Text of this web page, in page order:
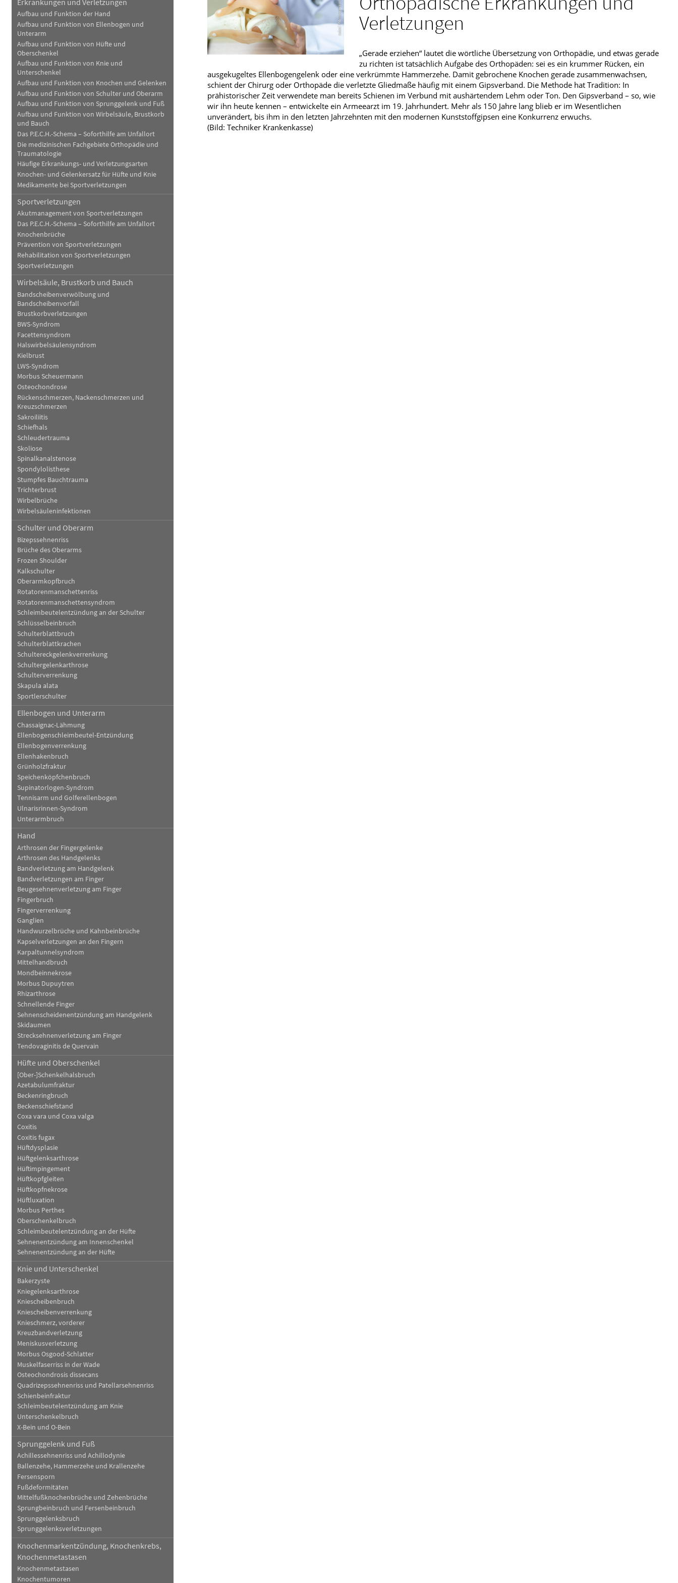
Haut, Haare und Nägel
Psychische Erkrankungen
Schmerz- und Schlafmedizin
Frauenkrankheiten
Aufbau und Funktion der Hand
Aufbau und Funktion von Ellenbogen und
Unterarm
Aufbau und Funktion von Hüfte und
Oberschenkel
Aufbau und Funktion von Knie und
Unterschenkel
Aufbau und Funktion von Knochen und Gelenken
Aufbau und Funktion von Schulter und Oberarm
Aufbau und Funktion von Sprunggelenk und Fuß
Aufbau und Funktion von Wirbelsäule, Brustkorb
und Bauch
Das P.E.C.H.-Schema – Soforthilfe am Unfallort
Die medizinischen Fachgebiete Orthopädie und
Traumatologie
Häufige Erkrankungs- und Verletzungsarten
Knochen- und Gelenkersatz für Hüfte und Knie
Medikamente bei Sportverletzungen
Sportverletzungen
Akutmanagement von Sportverletzungen
Das P.E.C.H.-Schema – Soforthilfe am Unfallort
Knochenbrüche
Prävention von Sportverletzungen
Rehabilitation von Sportverletzungen
Sportverletzungen
Wirbelsäule, Brustkorb und Bauch
Bandscheibenverwölbung und
Bandscheibenvorfall
Brustkorbverletzungen
BWS-Syndrom
Facettensyndrom
Halswirbelsäulensyndrom
Kielbrust
LWS-Syndrom
Morbus Scheuermann
Osteochondrose
Rückenschmerzen, Nackenschmerzen und
Kreuzschmerzen
Sakroiliitis
Schiefhals
Schleudertrauma
Skoliose
Spinalkanalstenose
Spondylolisthese
Stumpfes Bauchtrauma
Trichterbrust
Wirbelbrüche
Wirbelsäuleninfektionen
Schulter und Oberarm
Bizepssehnenriss
Brüche des Oberarms
Frozen Shoulder
Kalkschulter
Oberarmkopfbruch
Rotatorenmanschettenriss
Rotatorenmanschettensyndrom
Schleimbeutelentzündung an der Schulter
Schlüsselbeinbruch
Schulterblattbruch
Schulterblattkrachen
Schultereckgelenkverrenkung
Schultergelenkarthrose
Schulterverrenkung
Skapula alata
Sportlerschulter
Ellenbogen und Unterarm
Chassaignac-Lähmung
Ellenbogenschleimbeutel-Entzündung
Ellenbogenverrenkung
Ellenhakenbruch
Grünholzfraktur
Speichenköpfchenbruch
Supinatorlogen-Syndrom
Tennisarm und Golferellenbogen
Ulnarisrinnen-Syndrom
Unterarmbruch
Hand
Arthrosen der Fingergelenke
Arthrosen des Handgelenks
Bandverletzung am Handgelenk
Bandverletzungen am Finger
Beugesehnenverletzung am Finger
Fingerbruch
Fingerverrenkung
Ganglien
Handwurzelbrüche und Kahnbeinbrüche
Kapselverletzungen an den Fingern
Karpaltunnelsyndrom
Mittelhandbruch
Mondbeinnekrose
Morbus Dupuytren
Rhizarthrose
Schnellende Finger
Sehnenscheidenentzündung am Handgelenk
Skidaumen
Strecksehnenverletzung am Finger
Tendovaginitis de Quervain
Hüfte und Oberschenkel
[Ober-]Schenkelhalsbruch
Azetabulumfraktur
Beckenringbruch
Beckenschiefstand
Coxa vara und Coxa valga
Coxitis
Coxitis fugax
Hüftdysplasie
Hüftgelenksarthrose
Hüftimpingement
Hüftkopfgleiten
Hüftkopfnekrose
Hüftluxation
Morbus Perthes
Oberschenkelbruch
Schleimbeutelentzündung an der Hüfte
Sehnenentzündung am Innenschenkel
Sehnenentzündung an der Hüfte
Knie und Unterschenkel
Bakerzyste
Kniegelenksarthrose
Kniescheibenbruch
Kniescheibenverrenkung
Knieschmerz, vorderer
Kreuzbandverletzung
Meniskusverletzung
Morbus Osgood-Schlatter
Muskelfaserriss in der Wade
Osteochondrosis dissecans
Quadrizepssehnenriss und Patellarsehnenriss
Schienbeinfraktur
Schleimbeutelentzündung am Knie
Unterschenkelbruch
X-Bein und O-Bein
Sprunggelenk und Fuß
Achillessehnenriss und Achillodynie
Ballenzehe, Hammerzehe und Krallenzehe
Fersensporn
Fußdeformitäten
Mittelfußknochenbrüche und Zehenbrüche
Sprungbeinbruch und Fersenbeinbruch
Sprunggelenksbruch
Sprunggelenksverletzungen
Knochenmarkentzündung, Knochenkrebs,
Knochenmetastasen
Knochenmetastasen
Knochentumoren
Verletzungen
„Gerade erziehen“ lautet die wörtliche Übersetzung von Orthopädie, und etwas gerade
zu richten ist tatsächlich Aufgabe des Orthopäden: sei es ein krummer Rücken, ein
ausgekugeltes Ellenbogengelenk oder eine verkrümmte Hammerzehe. Damit gebrochene Knochen gerade zusammenwachsen,
schient der Chirurg oder Orthopäde die verletzte Gliedmaße häufig mit einem Gipsverband. Die Methode hat Tradition: In
prähistorischer Zeit verwendete man bereits Schienen im Verbund mit aushärtendem Lehm oder Ton. Den Gipsverband – so, wie
wir ihn heute kennen – entwickelte ein Armeearzt im 19. Jahrhundert. Mehr als 150 Jahre lang blieb er im Wesentlichen
unverändert, bis ihm in den letzten Jahrzehnten mit den modernen Kunststoffgipsen eine Konkurrenz erwuchs.
(Bild: Techniker Krankenkasse)